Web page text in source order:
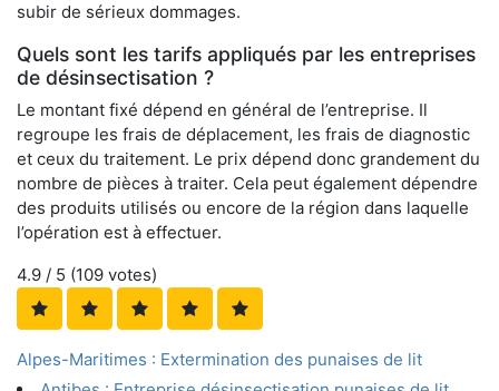
subir de sérieux dommages.
Quels sont les tarifs appliqués par les entreprises
de désinsectisation ?
Le montant fixé dépend en général de l’entreprise. Il
regroupe les frais de déplacement, les frais de diagnostic
et ceux du traitement. Le prix dépend donc grandement du
nombre de pièces à traiter. Cela peut également dépendre
des produits utilisés ou encore de la région dans laquelle
l’opération est à effectuer.
4.9 / 5 (109 votes)
Alpes-Maritimes : Extermination des punaises de lit